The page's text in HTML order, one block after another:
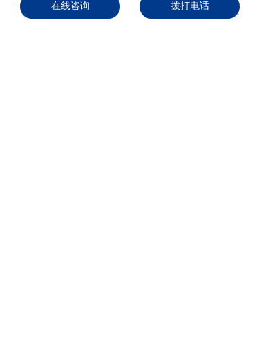
拨打电话
在线咨询